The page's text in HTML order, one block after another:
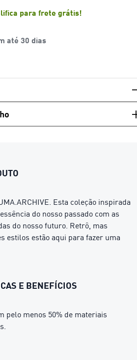
para frete grátis!
até 30 dias
Esta coleção inspirada
do nosso passado com as
do nosso futuro. Retrô, mas
estilos estão aqui para fazer uma
E BENEFÍCIOS
pelo menos 50% de materiais